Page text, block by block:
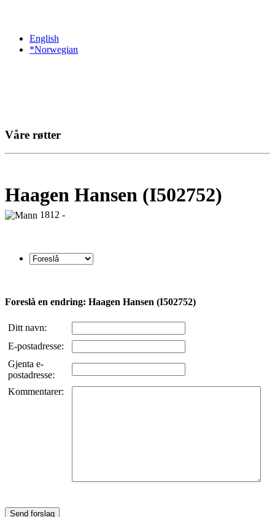
English
*Norwegian
Våre røtter
Haagen Hansen (I502752)
1812 -
Foreslå en endring: Haagen Hansen (I502752)
Ditt navn:
E-postadresse:
Gjenta e-
postadresse:
Kommentarer: